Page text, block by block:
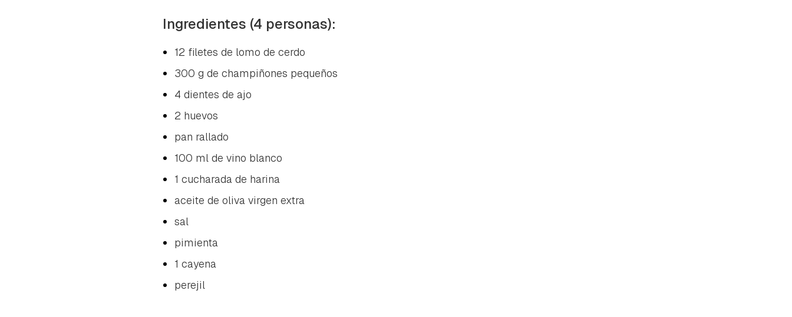
Ingredientes (4 personas):
12 filetes de lomo de cerdo
300 g de champiñones pequeños
4 dientes de ajo
2 huevos
pan rallado
100 ml de vino blanco
1 cucharada de harina
aceite de oliva virgen extra
sal
pimienta
1 cayena
perejil